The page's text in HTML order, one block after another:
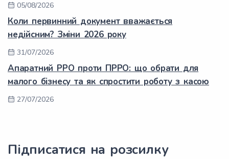
05/08/2026
Коли первинний документ вважається
недійсним? Зміни 2026 року
31/07/2026
Апаратний РРО проти ПРРО: що обрати для
малого бізнесу та як спростити роботу з касою
27/07/2026
Підписатися на розсилку